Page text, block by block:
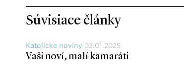
Súvisiace články
Katolícke noviny 03.01.2025
Vaši noví, malí kamaráti